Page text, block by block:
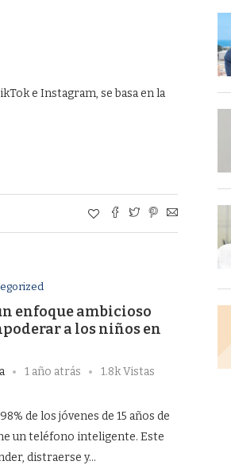
e Instagram, se basa en la
enfoque ambicioso
a los niños en
1 año atrás 1.8k Vistas
de los jóvenes de 15 años de
un teléfono inteligente. Este
distraerse y…